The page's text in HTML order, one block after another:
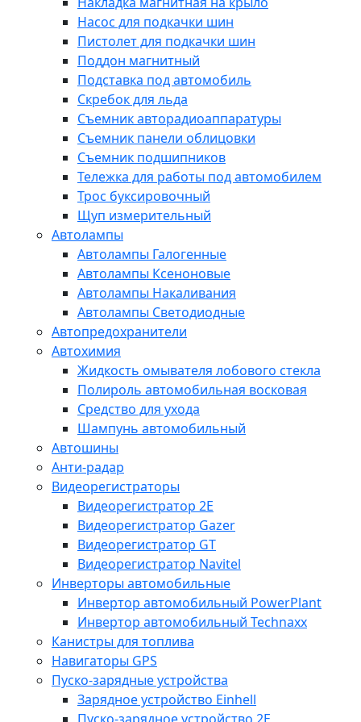
Насос для подкачки шин
Пистолет для подкачки шин
Поддон магнитный
Подставка под автомобиль
Скребок для льда
Съемник авторадиоаппаратуры
Съемник панели облицовки
Съемник подшипников
Тележка для работы под автомобилем
Трос буксировочный
Щуп измерительный
Автолампы
Автолампы Галогенные
Автолампы Ксеноновые
Автолампы Накаливания
Автолампы Светодиодные
Автопредохранители
Автохимия
Жидкость омывателя лобового стекла
Полироль автомобильная восковая
Средство для ухода
Шампунь автомобильный
Автошины
Анти-радар
Видеорегистраторы
Видеорегистратор 2E
Видеорегистратор Gazer
Видеорегистратор GT
Видеорегистратор Navitel
Инверторы автомобильные
Инвертор автомобильный PowerPlant
Инвертор автомобильный Technaxx
Канистры для топлива
Навигаторы GPS
Пуско-зарядные устройства
Зарядное устройство Einhell